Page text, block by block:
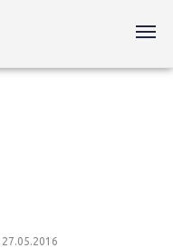
27.05.2016